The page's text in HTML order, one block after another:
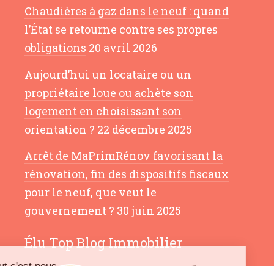
Chaudières à gaz dans le neuf : quand
l’État se retourne contre ses propres
obligations 20 avril 2026
Aujourd’hui un locataire ou un
propriétaire loue ou achète son
logement en choisissant son
orientation ? 22 décembre 2025
Arrêt de MaPrimRénov favorisant la
rénovation, fin des dispositifs fiscaux
pour le neuf, que veut le
gouvernement ? 30 juin 2025
Élu Top Blog Immobilier